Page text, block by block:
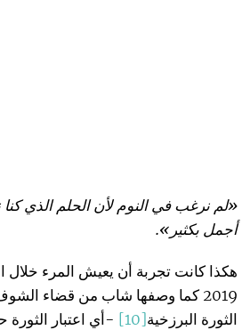
«لم نرغب في النوم لأن الحلم الذي كنا
أجمل بكثير».
هكذا كانت تجربة أن يعيش المرء خلال
2019 كما وصفها شاب من قضاء
الثورة البرزخية[10]
-أي اعتبار الثورة